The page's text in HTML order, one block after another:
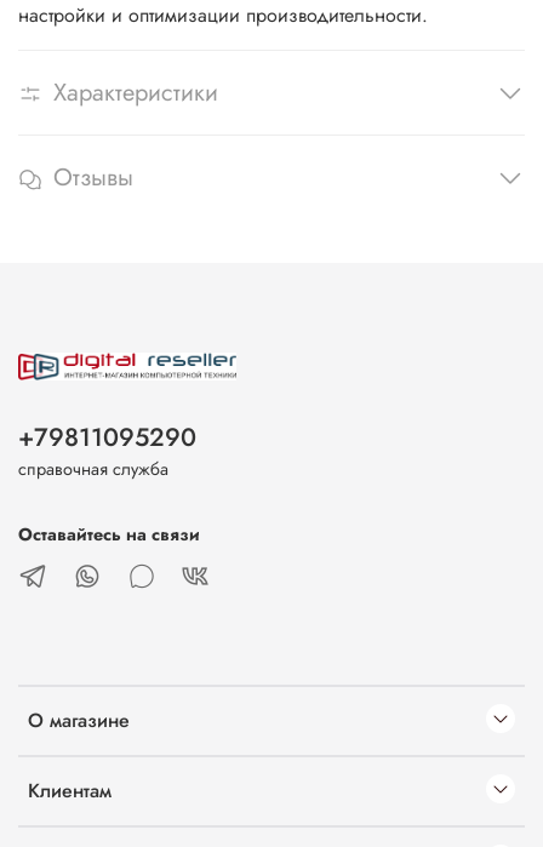
настройки и оптимизации производительности.
Характеристики
Отзывы
О магазине
Клиентам
+79811095290
справочная служба
Оставайтесь на связи